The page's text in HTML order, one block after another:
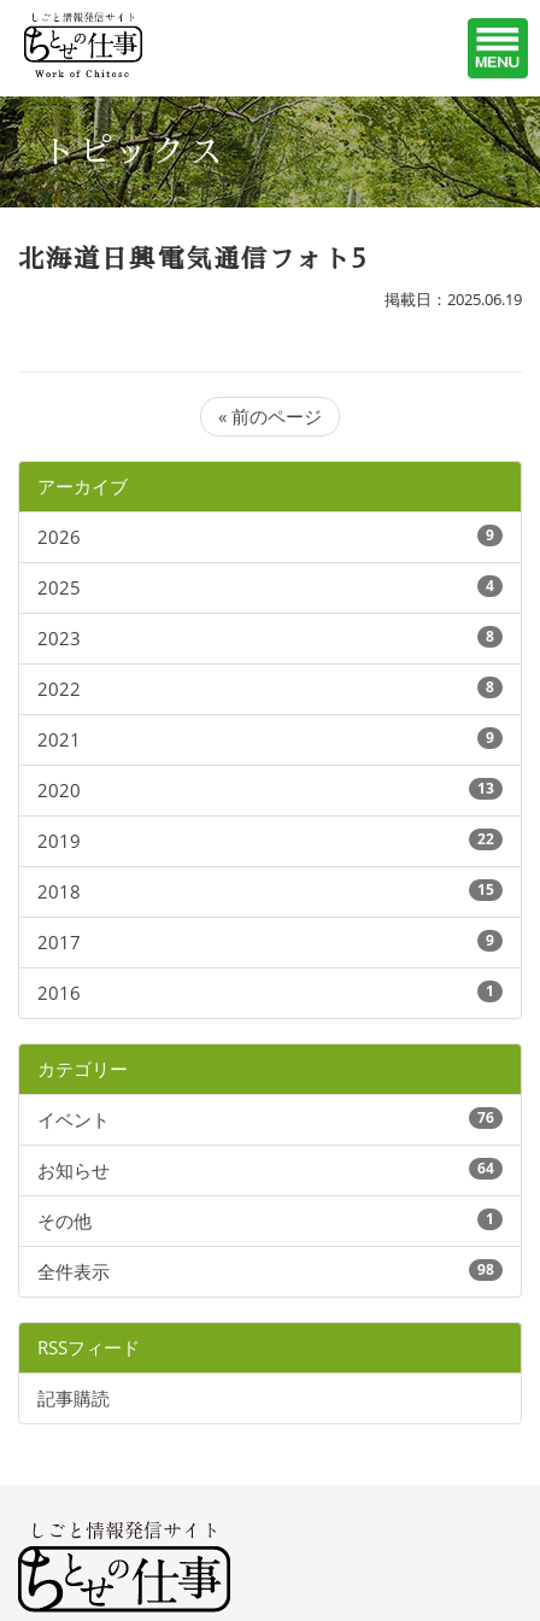
トピックス
北海道日興電気通信フォト5
掲載日：2025.06.19
« 前のページ
アーカイブ
2026 9
2025 4
2023 8
2022 8
2021 9
2020 13
2019 22
2018 15
2017 9
2016 1
カテゴリー
イベント 76
お知らせ 64
その他 1
全件表示 98
RSSフィード
記事購読